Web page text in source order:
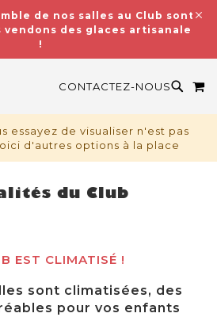
de nos salles au Club sont
des glaces artisanales
!
CONTACTEZ-NOUS
essayez de visualiser n'est pas
d'autres options à la place
du Club
EST CLIMATISÉ !
sont climatisées, des
pour vos enfants